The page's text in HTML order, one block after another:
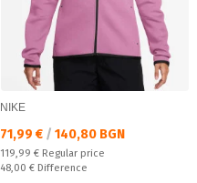
NIKE
Текуща цена:
71,99 € / 140,80 BGN
Regular price:
119,99 € Regular price
Спестявате:
48,00 € Difference